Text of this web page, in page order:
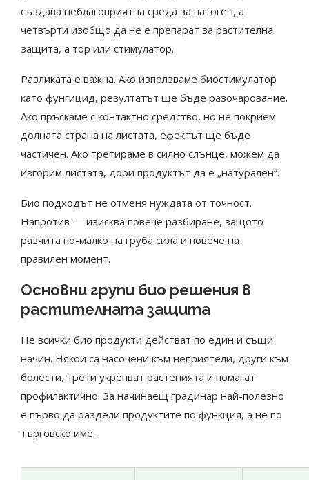
създава неблагоприятна среда за патоген, а
четвърти изобщо да не е препарат за растителна
защита, а тор или стимулатор.
Разликата е важна. Ако използваме биостимулатор
като фунгицид, резултатът ще бъде разочарование.
Ако пръскаме с контактно средство, но не покрием
долната страна на листата, ефектът ще бъде
частичен. Ако третираме в силно слънце, можем да
изгорим листата, дори продуктът да е „натурален“.
Био подходът не отменя нуждата от точност.
Напротив — изисква повече разбиране, защото
разчита по-малко на груба сила и повече на
правилен момент.
Основни групи био решения в
растителната защита
Не всички био продукти действат по един и същи
начин. Някои са насочени към неприятели, други към
болести, трети укрепват растенията и помагат
профилактично. За начинаещ градинар най-полезно
е първо да раздели продуктите по функция, а не по
търговско име.